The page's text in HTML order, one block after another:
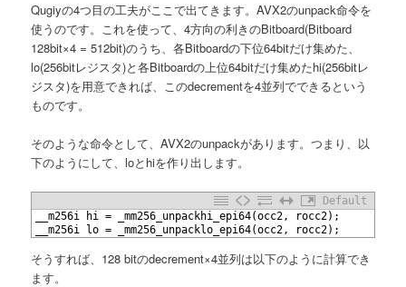
Qugiyの4つ目の工夫がここで出てきます。AVX2のunpack命令を
使うのです。これを使って、4方向の利きのBitboard(Bitboard
128bit×4 = 512bit)のうち、各Bitboardの下位64bitだけ集めた、
lo(256bitレジスタ)と各Bitboardの上位64bitだけ集めたhi(256bitレ
ジスタ)を用意できれば、このdecrementを4並列でできるという
ものです。
そのような命令として、AVX2のunpackがあります。つまり、以
下のようにして、loとhiを作り出します。
Default
__m256i hi = _mm256_unpackhi_epi64(occ2, rocc2);
__m256i lo = _mm256_unpacklo_epi64(occ2, rocc2);
そうすれば、128 bitのdecrement×4並列は以下のように計算でき
ます。